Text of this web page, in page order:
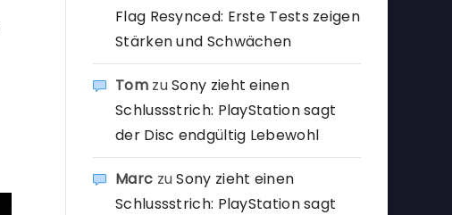
Flag Resynced: Erste Tests zeigen
Stärken und Schwächen
TomzuSony zieht einen
Schlussstrich: PlayStation sagt
der Disc endgültig Lebewohl
Marc zuSony zieht einen
Schlussstrich: PlayStation sagt